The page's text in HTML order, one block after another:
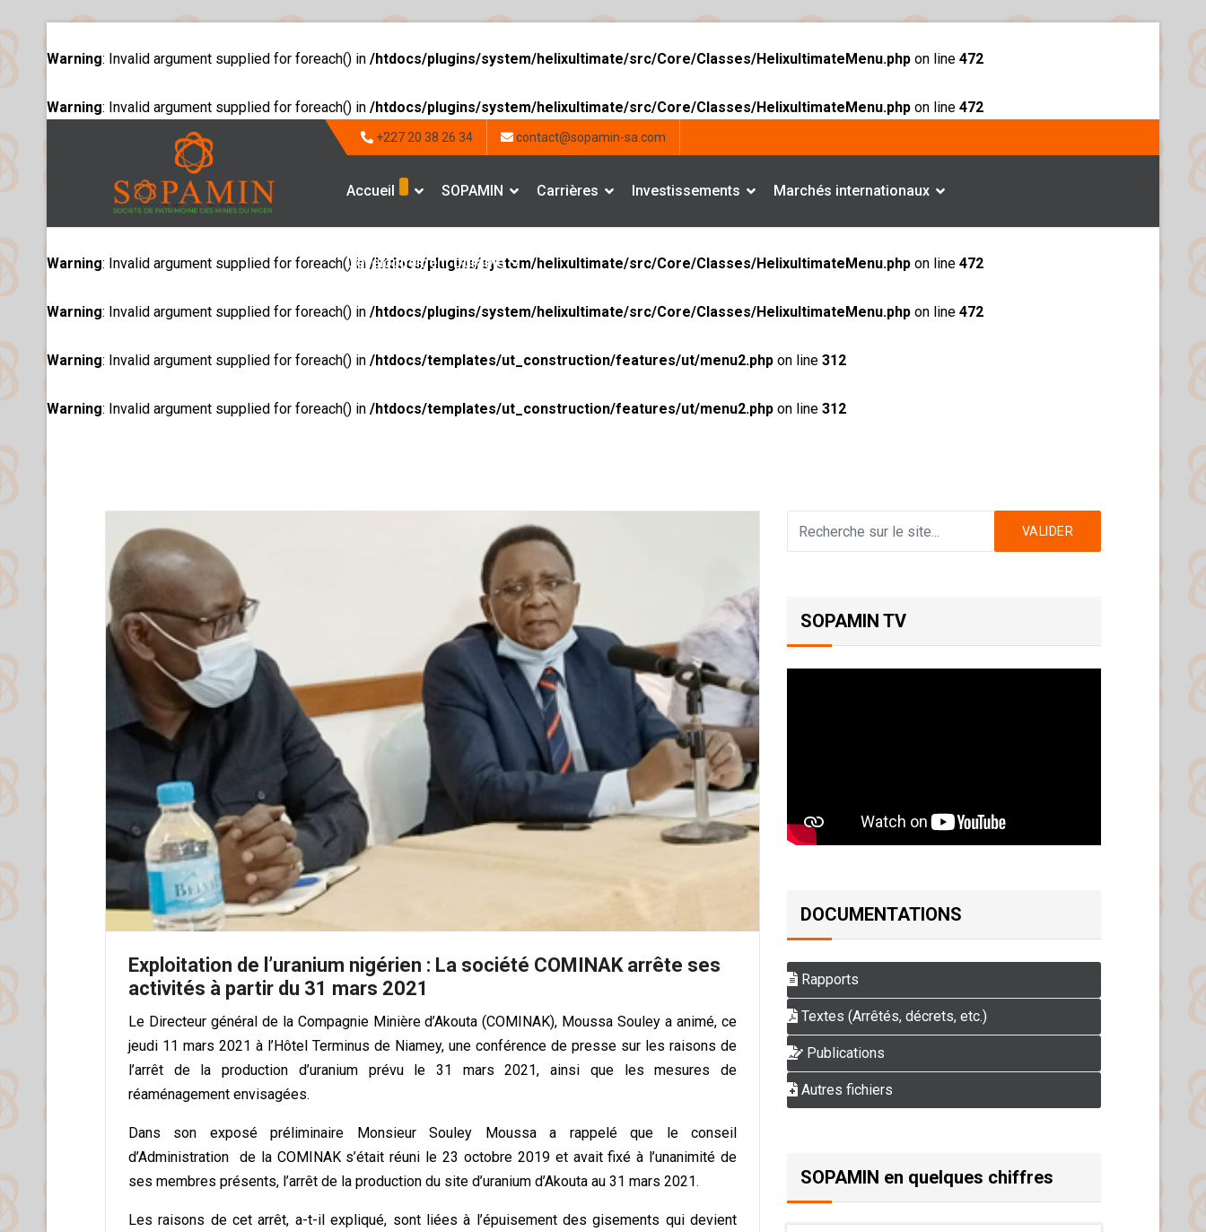
Warning: Invalid argument supplied for foreach() in /htdocs/plugins/system/helixultimate/src/Core/Classes/HelixultimateMenu.php on line 472
Warning: Invalid argument supplied for foreach() in /htdocs/plugins/system/helixultimate/src/Core/Classes/HelixultimateMenu.php on line 472
+227 20 38 26 34 contact@sopamin-sa.com
Accueil SOPAMIN Carrières Investissements Marchés internationaux
Développement Durable
Warning: Invalid argument supplied for foreach() in /htdocs/plugins/system/helixultimate/src/Core/Classes/HelixultimateMenu.php on line 472
Warning: Invalid argument supplied for foreach() in /htdocs/plugins/system/helixultimate/src/Core/Classes/HelixultimateMenu.php on line 472
Warning: Invalid argument supplied for foreach() in /htdocs/templates/ut_construction/features/ut/menu2.php on line 312
Warning: Invalid argument supplied for foreach() in /htdocs/templates/ut_construction/features/ut/menu2.php on line 312
Exploitation de l’uranium nigérien : La société COMINAK arrête ses
activités à partir du 31 mars 2021
Le Directeur général de la Compagnie Minière d’Akouta (COMINAK), Moussa Souley a animé, ce
jeudi 11 mars 2021 à l’Hôtel Terminus de Niamey, une conférence de presse sur les raisons de
l’arrêt de la production d’uranium prévu le 31 mars 2021, ainsi que les mesures de
réaménagement envisagées.
Dans son exposé préliminaire Monsieur Souley Moussa a rappelé que le conseil
d’Administration de la COMINAK s’était réuni le 23 octobre 2019 et avait fixé à l’unanimité de
ses membres présents, l’arrêt de la production du site d’uranium d’Akouta au 31 mars 2021.
Les raisons de cet arrêt, a-t-il expliqué, sont liées à l’épuisement des gisements qui devient
VALIDER
SOPAMIN TV
DOCUMENTATIONS
Rapports
Textes (Arrêtés, décrets, etc.)
Publications
Autres fichiers
SOPAMIN en quelques chiffres